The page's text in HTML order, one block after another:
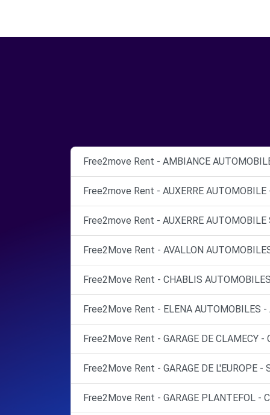
Free2move Rent - AMBIANCE
Free2move Rent - AUXERRE AUTOMOBILE
Free2move Rent - AUXERRE AUTOMOBILE
Free2Move Rent - AVALLON
Free2Move Rent - CHABLIS
Free2Move Rent - ELENA AUTOMOBILES -
Free2Move Rent - GARAGE DE CLAMECY -
Free2Move Rent - GARAGE DE L'EUROPE -
Free2Move Rent - GARAGE PLANTEFOL -